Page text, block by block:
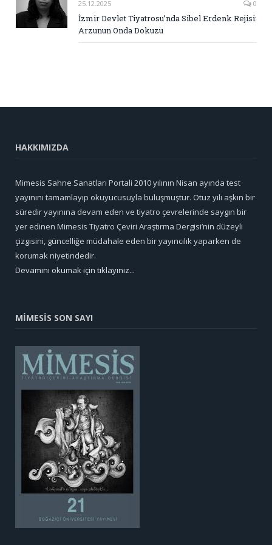
25.12.2025 0
İzmir Devlet Tiyatrosu’nda Sibel Erdenk Rejisi:
Arzunun Onda Dokuzu
HAKKIMIZDA
Mimesis Sahne Sanatları Portali 2010 yılının Nisan ayında test
yayınını tamamlayıp okuyucusuyla buluşmuştur. Otuz yılı aşkın bir
süredir yayınına devam eden ve tiyatro çevrelerinde saygın bir
yer edinen Mimesis Tiyatro Çeviri Araştırma Dergisi’nin düzeyli
çizgisini, güncelliğe müdahale eden bir yayıncılık yaparken de
korumak niyetindedir.
Devamını okumak için tıklayınız...
MİMESİS SON SAYI